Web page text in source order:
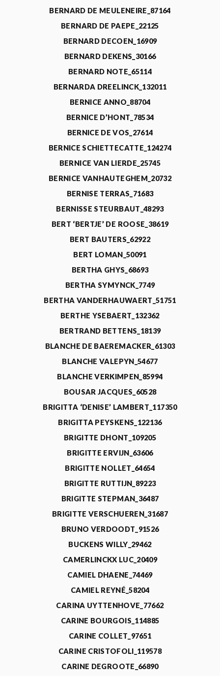
BERNARD DE MEULENEIRE_87164
BERNARD DE PAEPE_22125
BERNARD DECOEN_16909
BERNARD DEKENS_30166
BERNARD NOTE_65114
BERNARDA DREELINCK_132011
BERNICE ANNO_88704
BERNICE D’HONT_78534
BERNICE DE VOS_27614
BERNICE SCHIETTECATTE_124274
BERNICE VAN LIERDE_25745
BERNICE VANHAUTEGHEM_20732
BERNISE TERRAS_71683
BERNISSE STEURBAUT_48293
BERT ‘BERTJE’ DE ROOSE_38619
BERT BAUTERS_62922
BERT LOMAN_50091
BERTHA GHYS_68693
BERTHA SYMYNCK_7749
BERTHA VANDERHAUWAERT_51751
BERTHE YSEBAERT_132362
BERTRAND BETTENS_18139
BLANCHE DE BAEREMACKER_61303
BLANCHE VALEPYN_54677
BLANCHE VERKIMPEN_85994
BOUSAR JACQUES_60528
BRIGITTA ‘DENISE’ LAMBERT_117350
BRIGITTA PEYSKENS_122136
BRIGITTE DHONT_109205
BRIGITTE ERVIJN_63606
BRIGITTE NOLLET_64654
BRIGITTE RUTTIJN_89223
BRIGITTE STEPMAN_36487
BRIGITTE VERSCHUEREN_31687
BRUNO VERDOODT_91526
BUCKENS WILLY_29462
CAMERLINCKX LUC_20409
CAMIEL DHAENE_74469
CAMIEL REYNÉ_58204
CARINA UYTTENHOVE_77662
CARINE BOURGOIS_114885
CARINE COLLET_97651
CARINE CRISTOFOLI_119578
CARINE DEGROOTE_66890